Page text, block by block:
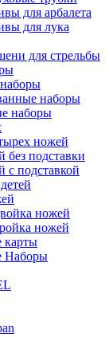
для арбалета
для лука
для стрельбы
наборы
наборы
ножей
без подставки
с подставкой
ножей
ножей
карты
Наборы